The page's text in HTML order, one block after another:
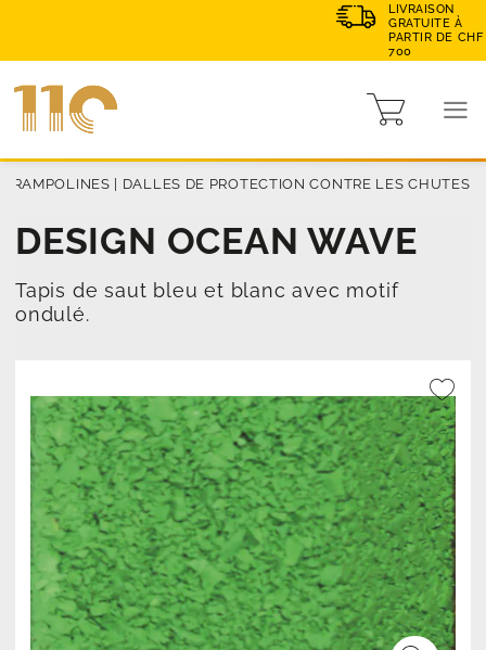
LIVRAISON
GRATUITE À
PARTIR DE CHF
700
TRAMPOLINES DALLES DE PROTECTION CONTRE LES CHUTES
DESIGN OCEAN WAVE
Tapis de saut bleu et blanc avec motif
ondulé.